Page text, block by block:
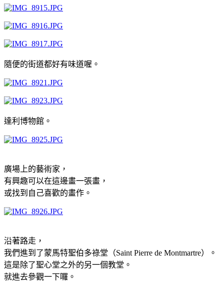
隨便的街道都好有味道喔。
達利博物館。
廣場上的藝術家，
有興趣可以在這邊畫一張畫，
或找到自己喜歡的畫作。
沿著路走，
我們進到了蒙馬特聖伯多祿堂（Saint Pierre de Montmartre）。
這是除了聖心堂之外的另一個教堂。
就進去參觀一下囉。